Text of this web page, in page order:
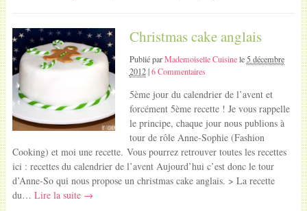
Christmas cake anglais
Publié parMademoiselle Cuisinele 5 décembre
2012|6 Commentaires
5ème jour du calendrier de l’avent et
forcément 5ème recette ! Je vous rappelle
le principe, chaque jour nous publions à
tour de rôle Anne-Sophie (Fashion
Cooking) et moi une recette. Vous pourrez retrouver toutes les recettes
ici : recettes du calendrier de l’avent Aujourd’hui c’est donc le tour
d’Anne-So qui nous propose un christmas cake anglais. > La recette
du… Lire la suite →